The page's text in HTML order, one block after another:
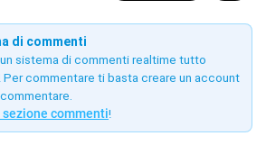
di commenti
sistema di commenti realtime tutto
Per commentare ti basta creare un account
sezione commenti!